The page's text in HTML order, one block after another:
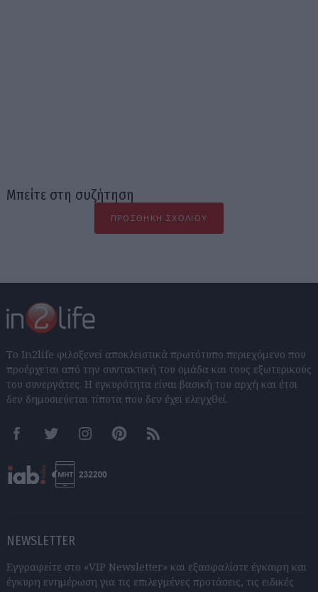
Μπείτε στη συζήτηση
ΠΡΟΣΘΉΚΗ ΣΧΟΛΊΟΥ
Το In2life φιλοξενεί αποκλειστικά πρωτότυπο περιεχόμενο που
προέρχεται από την συντακτική του ομάδα και τους εξωτερικούς
του συνεργάτες. Η εγκυρότητα είναι βασική του αρχή και έτσι
δεν δημοσιεύεται τίποτα που δεν έχει ελεγχθεί.
FacebookTwitter InstagramPinterestRSS feeds
NEWSLETTER
Εγγραφείτε στο «VIP Newsletter» και εξασφαλίστε έγκαιρη και
έγκυρη ενημέρωση για τις επιλεγμένες προτάσεις, τις ειδικές